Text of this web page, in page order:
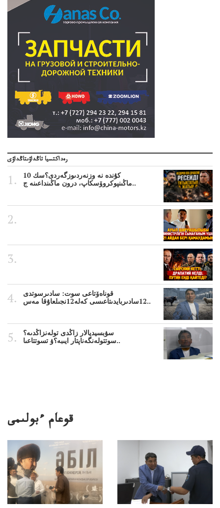
رەداكتسيا تاڭداۋىتاڭداۋى
10 كۇندە نە وزنەردىوزگەردى؟سك
ماڭىنپوكروۆسكاپ، درون ماڭىنداعىنە ج..
قوناەۆتاعى سوت: سادىرسوتدى
12سادىربايدىتاعىسى كەلە12نجىلعاۇقا مەس..
سۋبسيديالار زاڭدى تولەنزاڭدىە؟
سوتتولەنگەناپتار ايىبە؟ۋ تسوتتاعىا..
قوعام ءبولىمى